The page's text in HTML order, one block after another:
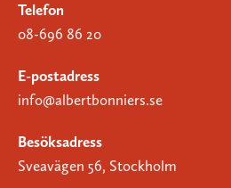
Telefon
08-696 86 20
E-postadress
info@albertbonniers.se
Besöksadress
Sveavägen 56, Stockholm